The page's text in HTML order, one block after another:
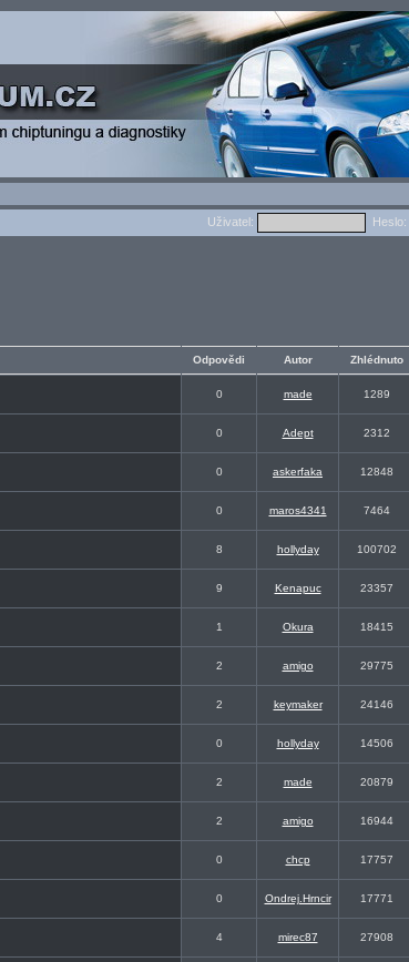
Uživatel:
Heslo:
Odpovědi Autor Zhlédnuto
0 made 1289
0 Adept 2312
0 askerfaka 12848
0 maros4341 7464
8 hollyday 100702
9 Kenapuc 23357
1 Okura 18415
2 amigo 29775
2 keymaker 24146
0 hollyday 14506
2 made 20879
2 amigo 16944
0 chcp 17757
0 Ondrej.Hrncir 17771
4 mirec87 27908